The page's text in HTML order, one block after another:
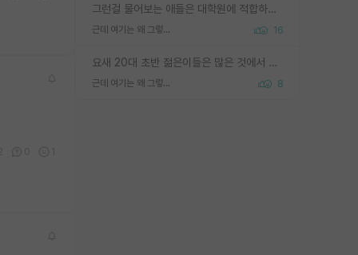
그런걸 물어보는 애들은 대학원에 적합하지 않다
근데 여기는 왜 그렇게 SPK를 물어보는거임? 16
요새 20대 초반 젊은이들은 많은 것에서 가성비를 따지더라고요. 내가 이 정도 인풋을 넣었을 때 그만큼 아웃풋이 나올 것인가? 사실 아웃풋이 인풋 대비 리니어하게 나오지 않는 영역을 시도하기 싫어한다는 느낌입니다.
근데 여기는 왜 그렇게 SPK를 물어보는거임? 8